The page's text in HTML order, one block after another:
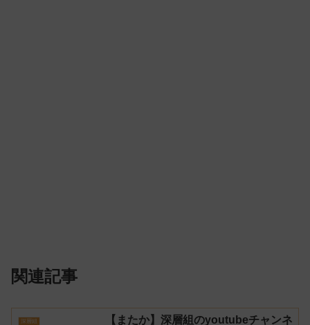
関連記事
深層組 【またか】深層組のyoutubeチャンネ